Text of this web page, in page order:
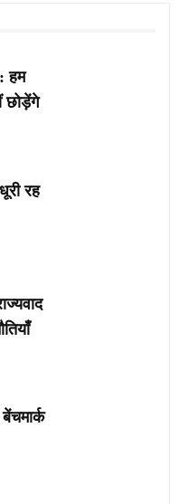
हम
छोड़ेंगे
रह